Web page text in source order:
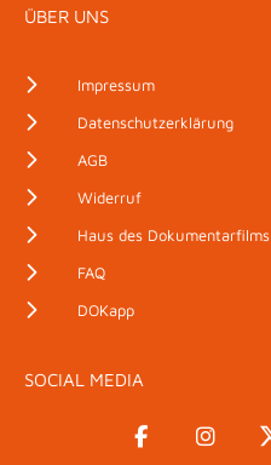
ÜBER UNS
Impressum
Datenschutzerklärung
AGB
Widerruf
Haus des Dokumentarfilms
FAQ
DOKapp
SOCIAL MEDIA